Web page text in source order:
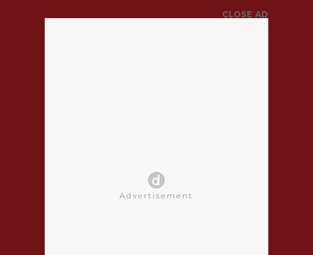
CLOSE AD